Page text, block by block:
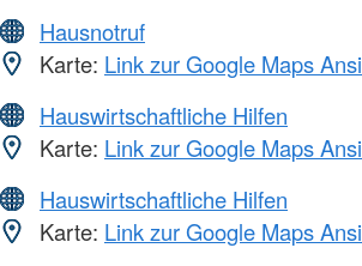
Hausnotruf
Karte: Link zur Google Maps
Hauswirtschaftliche Hilfen
Karte: Link zur Google Maps
Hauswirtschaftliche Hilfen
Karte: Link zur Google Maps